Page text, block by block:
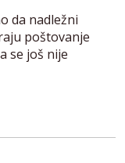
da nadležni
poštovanje
se još nije